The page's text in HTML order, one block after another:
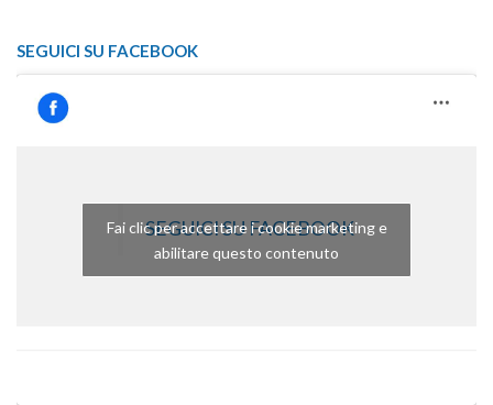
SEGUICI SU FACEBOOK
SEGUICI SU FACEBOOK
Fai clic per accettare i cookie marketing e
abilitare questo contenuto